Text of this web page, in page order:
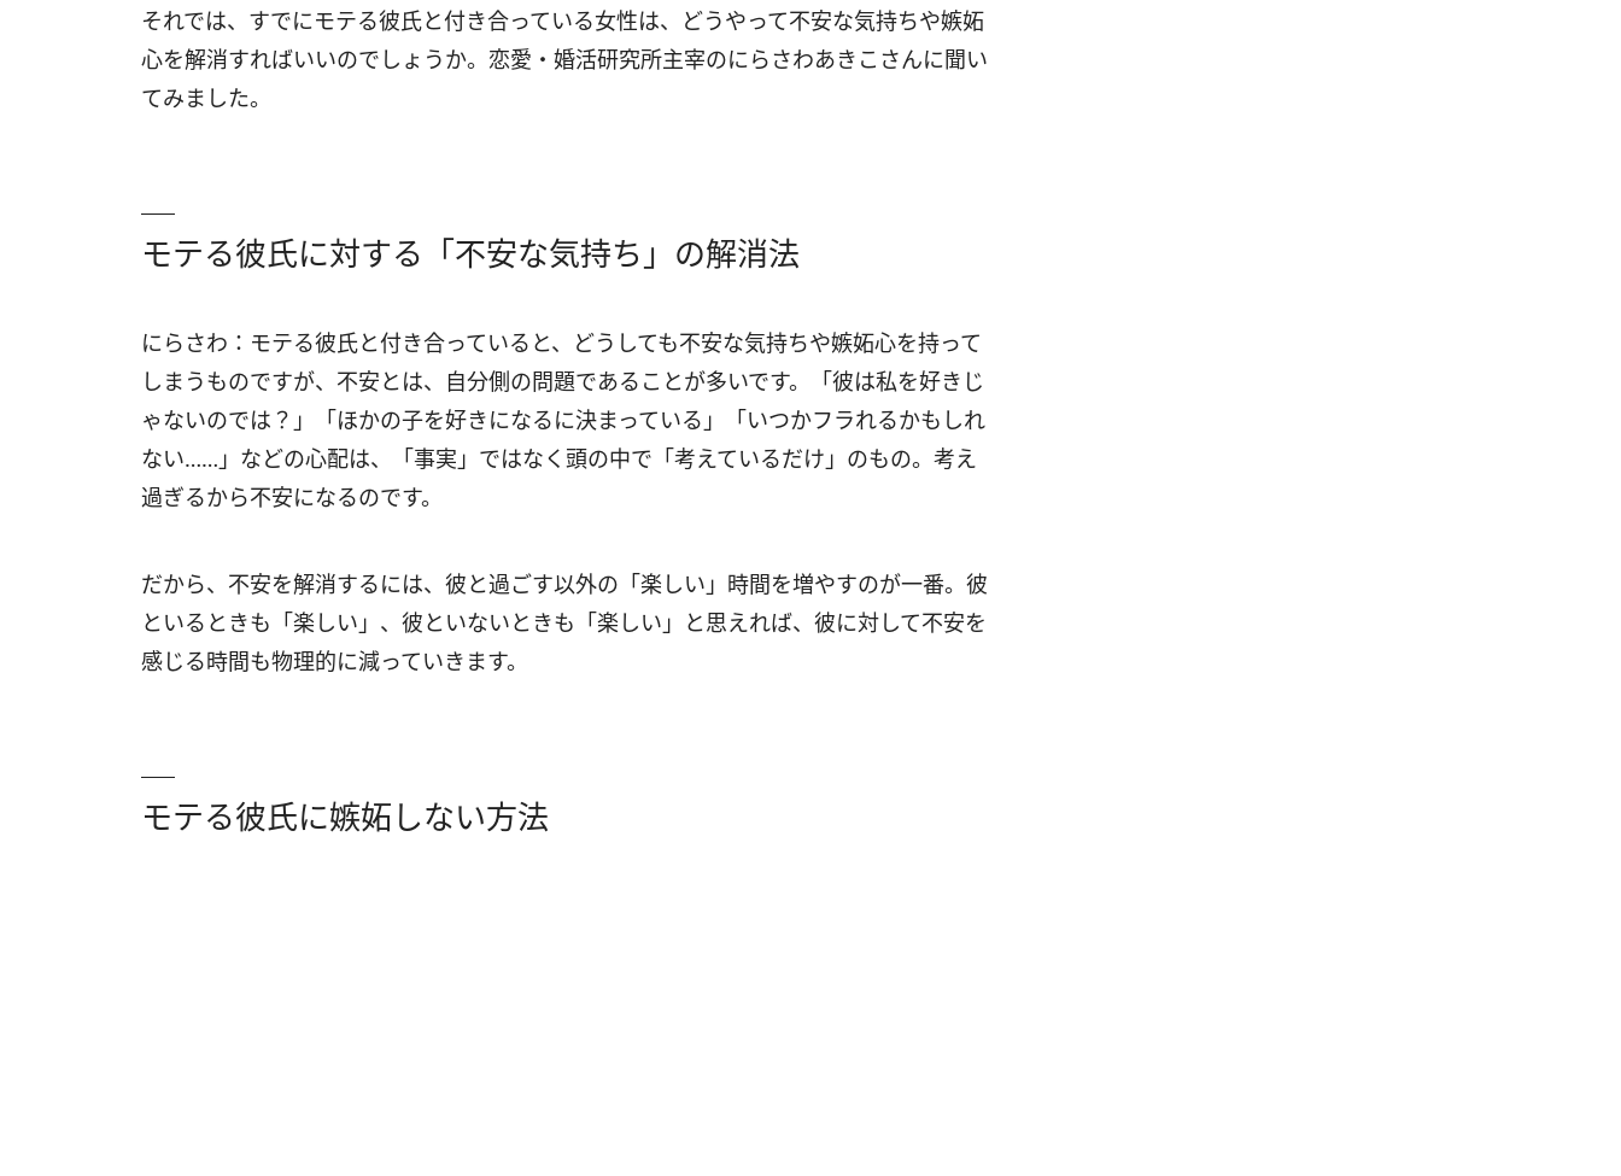
それでは、すでにモテる彼氏と付き合っている女性は、どうやって不安な気持ちや嫉妬
心を解消すればいいのでしょうか。恋愛・婚活研究所主宰のにらさわあきこさんに聞い
てみました。
モテる彼氏に対する「不安な気持ち」の解消法
にらさわ：モテる彼氏と付き合っていると、どうしても不安な気持ちや嫉妬心を持って
しまうものですが、不安とは、自分側の問題であることが多いです。「彼は私を好きじ
ゃないのでは？」「ほかの子を好きになるに決まっている」「いつかフラれるかもしれ
ない……」などの心配は、「事実」ではなく頭の中で「考えているだけ」のもの。考え
過ぎるから不安になるのです。
だから、不安を解消するには、彼と過ごす以外の「楽しい」時間を増やすのが一番。彼
といるときも「楽しい」、彼といないときも「楽しい」と思えれば、彼に対して不安を
感じる時間も物理的に減っていきます。
モテる彼氏に嫉妬しない方法